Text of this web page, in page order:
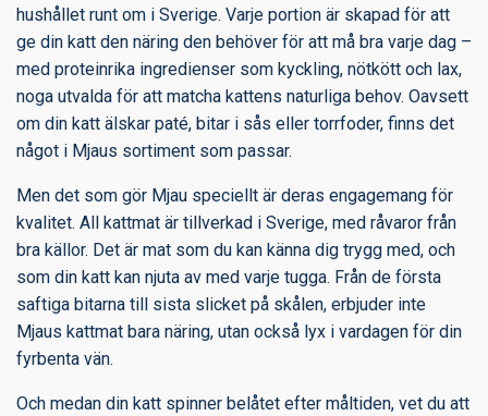
hushållet runt om i Sverige. Varje portion är skapad för att
ge din katt den näring den behöver för att må bra varje dag –
med proteinrika ingredienser som kyckling, nötkött och lax,
noga utvalda för att matcha kattens naturliga behov. Oavsett
om din katt älskar paté, bitar i sås eller torrfoder, finns det
något i Mjaus sortiment som passar.
Men det som gör Mjau speciellt är deras engagemang för
kvalitet. All kattmat är tillverkad i Sverige, med råvaror från
bra källor. Det är mat som du kan känna dig trygg med, och
som din katt kan njuta av med varje tugga. Från de första
saftiga bitarna till sista slicket på skålen, erbjuder inte
Mjaus kattmat bara näring, utan också lyx i vardagen för din
fyrbenta vän.
Och medan din katt spinner belåtet efter måltiden, vet du att